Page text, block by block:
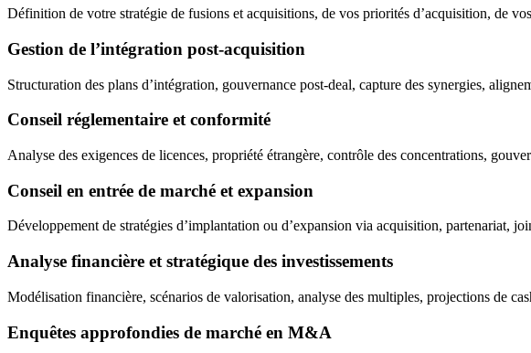
Définition de votre stratégie de fusions et acquisitions, de vos priorités d’acquisition, de
Gestion de l’intégration post-acquisition
Structuration des plans d’intégration, gouvernance post-deal, capture des synergies,
Conseil réglementaire et conformité
Analyse des exigences de licences, propriété étrangère, contrôle des concentrations,
Conseil en entrée de marché et expansion
Développement de stratégies d’implantation ou d’expansion via acquisition, partenariat,
Analyse financière et stratégique des investissements
Modélisation financière, scénarios de valorisation, analyse des multiples, projections de
Enquêtes approfondies de marché en M&A